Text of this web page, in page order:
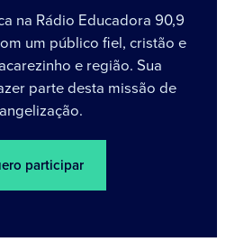
na Rádio Educadora 90,9
um público fiel, cristão e
e região. Sua
parte desta missão de
participar